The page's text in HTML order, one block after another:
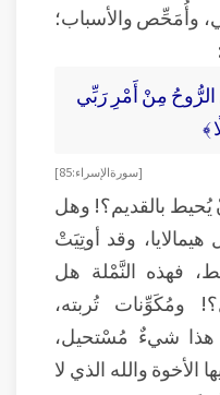
وأُمَحِّص والأسباب؛
مِنْ أَمْرِ رَبِّي
﴾
[ سورة الإسراء: 85 ]
بالقديم؟! وهل
وقد أوتِيَتْ
فهذه النَّمْلة هل
ومُكَوِّنات تُربته،
هذا شيءٌ مُسْتحيل،
الأخوة والله الذي لا